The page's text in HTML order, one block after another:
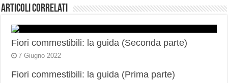
Articoli correlati
Fiori commestibili: la guida (Seconda parte)
7 Giugno 2022
Fiori commestibili: la guida (Prima parte)